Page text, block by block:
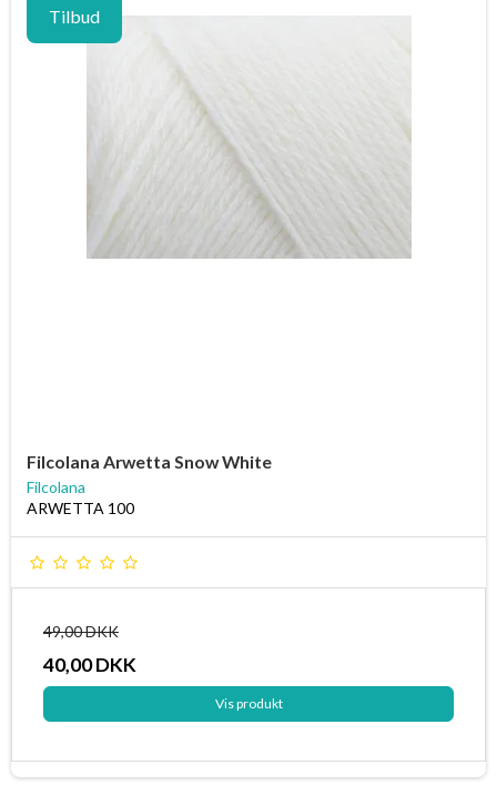
Tilbud
Filcolana Arwetta Snow White
Filcolana
ARWETTA 100
49,00 DKK
40,00 DKK
Vis produkt